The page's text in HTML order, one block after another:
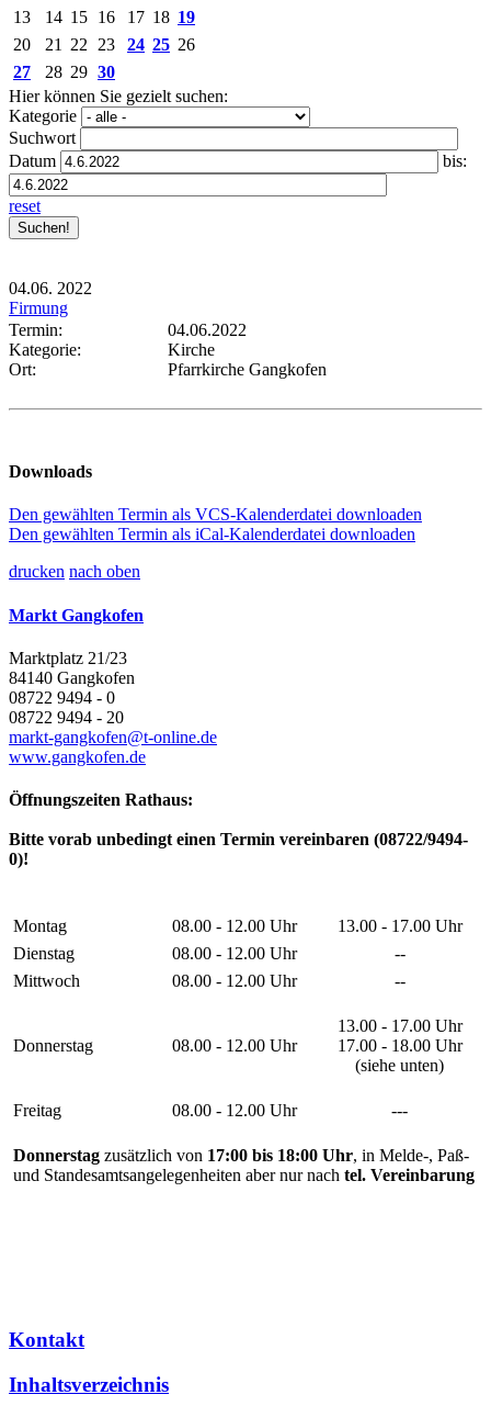
13
14 15 16 17 18 19
20
21 22 23 24 25 26
27
28 29 30
Hier können Sie gezielt suchen:
Kategorie
Suchwort
Datum
bis:
reset
04.06. 2022
Firmung
Termin:
04.06.2022
Kategorie:
Kirche
Ort:
Pfarrkirche Gangkofen
Downloads
Den gewählten Termin als VCS-Kalenderdatei downloaden
Den gewählten Termin als iCal-Kalenderdatei downloaden
drucken nach oben
Markt Gangkofen
Marktplatz 21/23
84140 Gangkofen
08722 9494 - 0
08722 9494 - 20
markt-gangkofen@t-online.de
www.gangkofen.de
Öffnungszeiten Rathaus:
Bitte vorab unbedingt einen Termin vereinbaren (08722/9494-
0)!
Montag 08.00 - 12.00 Uhr
13.00 - 17.00 Uhr
Dienstag
08.00 - 12.00 Uhr
--
Mittwoch
08.00 - 12.00 Uhr --
Donnerstag 08.00 - 12.00 Uhr
13.00 - 17.00 Uhr
17.00 - 18.00 Uhr
(siehe unten)
Freitag 08.00 - 12.00 Uhr ---
Donnerstag zusätzlich von 17:00 bis 18:00 Uhr, in Melde-, Paß-
und Standesamtsangelegenheiten aber nur nach tel. Vereinbarung
Kontakt
Inhaltsverzeichnis